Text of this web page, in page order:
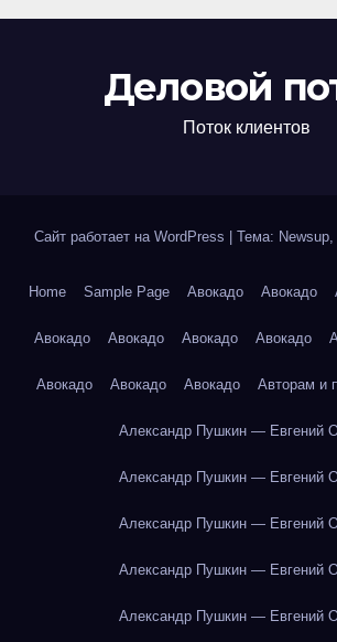
Деловой
Поток клиентов
Сайт работает на WordPress Тема: Newsup,
Home Sample Page Авокадо Авокадо
Авокадо Авокадо Авокадо Авокадо
Авокадо Авокадо Авокадо Авторам и
Александр Пушкин — Евгений
Александр Пушкин — Евгений
Александр Пушкин — Евгений
Александр Пушкин — Евгений
Александр Пушкин — Евгений